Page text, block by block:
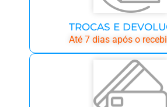
TROCAS E
Até 7 dias após o